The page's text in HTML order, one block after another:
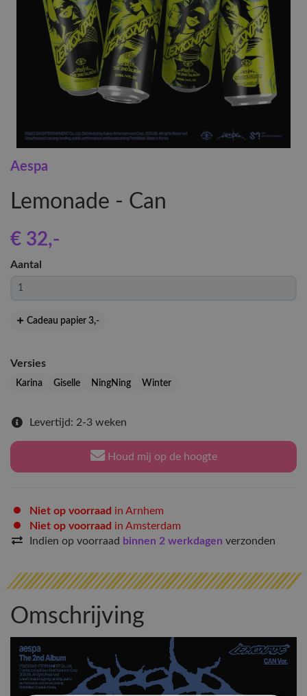
Aespa
Lemonade - Can
€ 32,-
Aantal
Cadeau papier 3,-
Versies
Karina Giselle NingNing Winter
Levertijd: 2-3 weken
Houd mij op de hoogte
Niet op voorraad in Arnhem
Niet op voorraad in Amsterdam
Indien op voorraad binnen 2 werkdagen verzonden
Omschrijving